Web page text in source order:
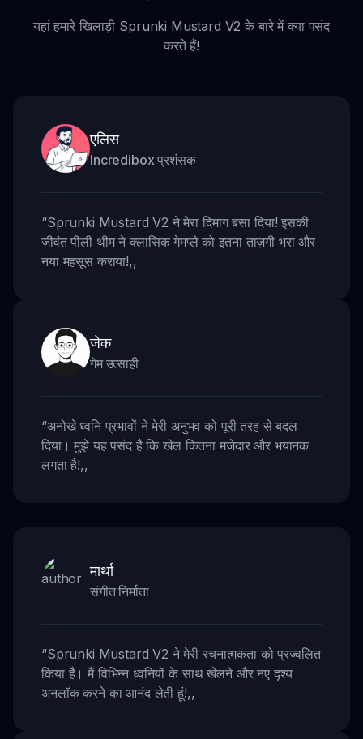
यहां हमारे खिलाड़ी Sprunki Mustard V2 के बारे में क्या पसंद
करते हैं!
एलिस
Incredibox प्रशंसक
“Sprunki Mustard V2 ने मेरा दिमाग बसा दिया! इसकी
जीवंत पीली थीम ने क्लासिक गेमप्ले को इतना ताज़गी भरा और
नया महसूस कराया!,,
जेक
गेम उत्साही
“अनोखे ध्वनि प्रभावों ने मेरी अनुभव को पूरी तरह से बदल
दिया। मुझे यह पसंद है कि खेल कितना मजेदार और भयानक
लगता है!,,
मार्था
संगीत निर्माता
“Sprunki Mustard V2 ने मेरी रचनात्मकता को प्रज्वलित
किया है। मैं विभिन्न ध्वनियों के साथ खेलने और नए दृश्य
अनलॉक करने का आनंद लेती हूं!,,